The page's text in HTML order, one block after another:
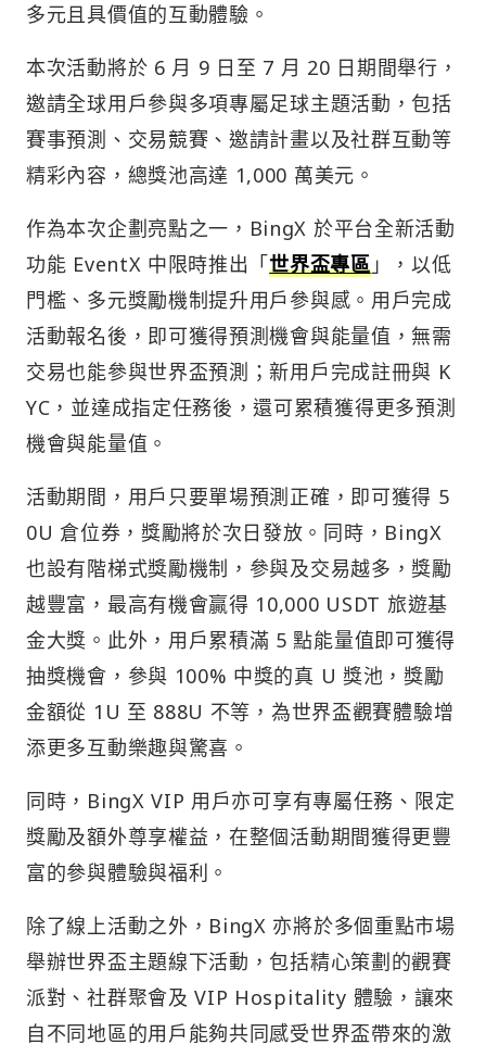
多元且具價值的互動體驗。
本次活動將於 6 月 9 日至 7 月 20 日期間舉行，
邀請全球用戶參與多項專屬足球主題活動，包括
賽事預測、交易競賽、邀請計畫以及社群互動等
精彩內容，總獎池高達 1,000 萬美元。
作為本次企劃亮點之一，BingX 於平台全新活動
功能 EventX 中限時推出「世界盃專區」，以低
門檻、多元獎勵機制提升用戶參與感。用戶完成
活動報名後，即可獲得預測機會與能量值，無需
交易也能參與世界盃預測；新用戶完成註冊與 K
YC，並達成指定任務後，還可累積獲得更多預測
機會與能量值。
活動期間，用戶只要單場預測正確，即可獲得 5
0U 倉位券，獎勵將於次日發放。同時，BingX
也設有階梯式獎勵機制，參與及交易越多，獎勵
越豐富，最高有機會贏得 10,000 USDT 旅遊基
金大獎。此外，用戶累積滿 5 點能量值即可獲得
抽獎機會，參與 100% 中獎的真 U 獎池，獎勵
金額從 1U 至 888U 不等，為世界盃觀賽體驗增
添更多互動樂趣與驚喜。
同時，BingX VIP 用戶亦可享有專屬任務、限定
獎勵及額外尊享權益，在整個活動期間獲得更豐
富的參與體驗與福利。
除了線上活動之外，BingX 亦將於多個重點市場
舉辦世界盃主題線下活動，包括精心策劃的觀賽
派對、社群聚會及 VIP Hospitality 體驗，讓來
自不同地區的用戶能夠共同感受世界盃帶來的激